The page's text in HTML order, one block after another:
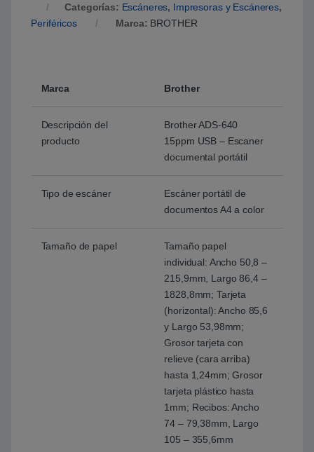
Categorías: Escáneres, Impresoras y Escáneres,
Periféricos
Marca: BROTHER
Marca Brother
Descripción del
producto
Brother ADS-640
15ppm USB – Escaner
documental portátil
Tipo de escáner
Escáner portátil de
documentos A4 a color
Tamaño de papel
Tamaño papel
individual: Ancho 50,8 –
215,9mm, Largo 86,4 –
1828,8mm; Tarjeta
(horizontal): Ancho 85,6
y Largo 53,98mm;
Grosor tarjeta con
relieve (cara arriba)
hasta 1,24mm; Grosor
tarjeta plástico hasta
1mm; Recibos: Ancho
74 – 79,38mm, Largo
105 – 355,6mm